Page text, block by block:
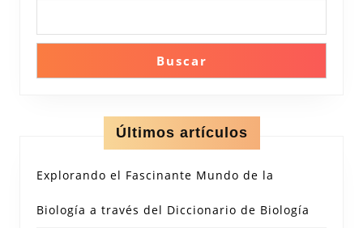
Buscar
Últimos artículos
Explorando el Fascinante Mundo de la
Biología a través del Diccionario de Biología